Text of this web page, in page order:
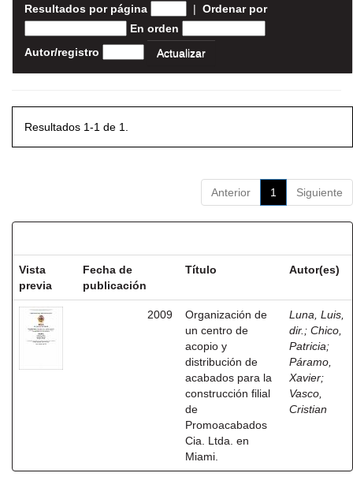
Resultados por página | Ordenar por
En orden
Autor/registro
Resultados 1-1 de 1.
Anterior 1 Siguiente
Vista
previa
Fecha de
publicación
Título Autor(es)
2009
Organización de
un centro de
acopio y
distribución de
acabados para la
construcción filial
de
Promoacabados
Cia. Ltda. en
Miami.
Luna, Luis,
dir. ; Chico,
Patricia;
Páramo,
Xavier;
Vasco,
Cristian